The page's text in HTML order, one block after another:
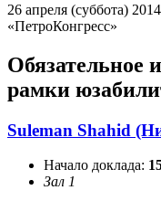
26 апреля (суббота) 2014
«ПетроКонгресс»
Обязательное
рамки
Suleman Shahid
Начало доклада:
Зал 1